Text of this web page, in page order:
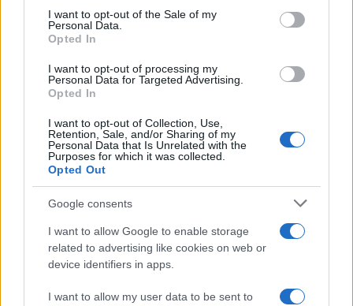
services and may gather and store information including but
not limited to your visit or usage behaviour. You may click to
grant or deny consent to Google and its third-party tags to
consent section.
I want to opt-out of the Sale of my
Personal Data.
Opted In
I want to opt-out of processing my
Personal Data for Targeted Advertising.
Opted In
I want to opt-out of Collection, Use,
Retention, Sale, and/or Sharing of my
Personal Data that Is Unrelated with the
Purposes for which it was collected.
Opted Out
Google consents
I want to allow Google to enable storage
related to advertising like cookies on web or
device identifiers in apps.
I want to allow my user data to be sent to
Meteo weekend 7-9 agosto: il
secondo di agosto porta grosse novità
CHI
SIAMO
PARTNERSHIP E
ACCREDITAMENTI